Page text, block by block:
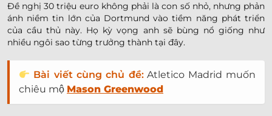
Đề nghị 30 triệu euro không phải là con số nhỏ, nhưng phản
ánh niềm tin lớn của Dortmund vào tiềm năng phát triển
của cầu thủ này. Họ kỳ vọng anh sẽ bùng nổ giống như
nhiều ngôi sao từng trưởng thành tại đây.
Bài viết cùng chủ đề: Atletico Madrid muốn
chiêu mộ Mason Greenwood